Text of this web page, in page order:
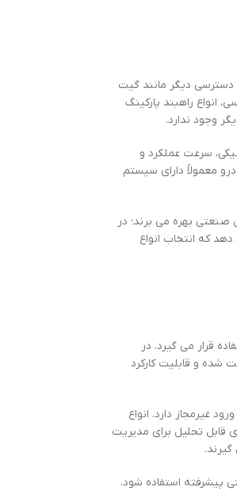
دسترسی دیگر مانند گیت
انواع راهبند پارکینگ
وجود ندارد.
سرعت عملکرد و
معمولاً دارای سیستم
صنعتی بهره می برند؛ در
که انتخاب انواع
قرار می گیرد. در
شده و قابلیت کارکرد
غیرمجاز دارد. انواع
قابل تحلیل برای مدیریت
پیشرفته استفاده شود.